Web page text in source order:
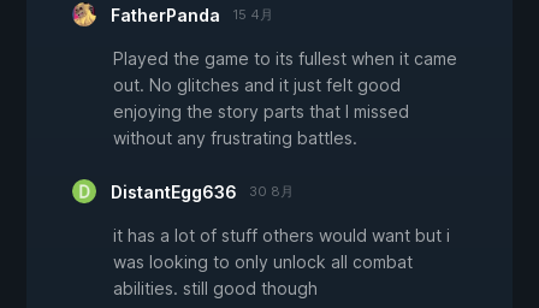
FatherPanda 15 4月
Played the game to its fullest when it came
out. No glitches and it just felt good
enjoying the story parts that I missed
without any frustrating battles.
DistantEgg636 30 8月
it has a lot of stuff others would want but i
was looking to only unlock all combat
abilities. still good though